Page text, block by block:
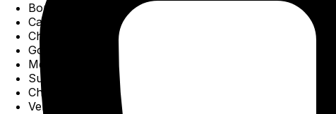
Boné
Carteiras
Chaveiros
Gorros
Meias
Sunga
Chinelos
Ver todos